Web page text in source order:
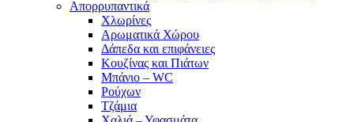
Απορρυπαντικά
Χλωρίνες
Αρωματικά Χώρου
Δάπεδα και επιφάνειες
Κουζίνας και Πιάτων
Μπάνιο – WC
Ρούχων
Τζάμια